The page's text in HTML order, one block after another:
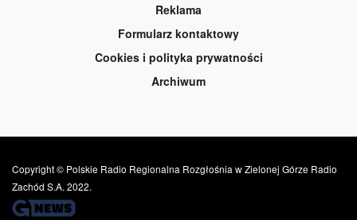
Reklama
Formularz kontaktowy
Cookies i polityka prywatności
Archiwum
Copyright © Polskie Radio Regionalna Rozgłośnia w Zielonej Górze Radio
Zachód S.A. 2022.